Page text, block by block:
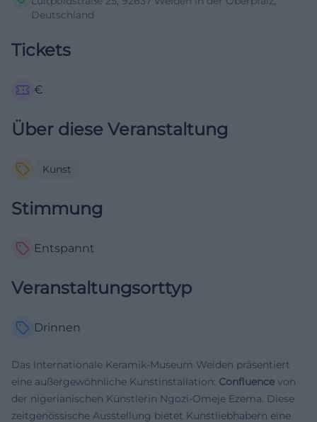
Deutschland
Tickets
€
Über diese Veranstaltung
Kunst
Stimmung
Entspannt
Veranstaltungsorttyp
Drinnen
Das Internationale Keramik-Museum Weiden präsentiert
eine außergewöhnliche Kunstinstallation: Confluence von
der nigerianischen Künstlerin Ngozi-Omeje Ezema. Diese
zeitgenössische Ausstellung bietet Kunstliebhabern eine